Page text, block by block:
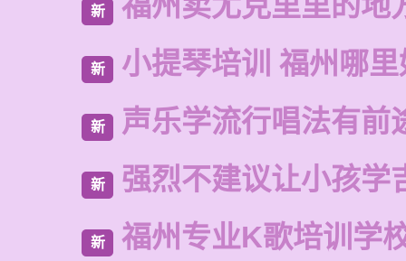
新
新 小提琴培训 福州哪
新 声乐学流行唱法有前
新 强烈不建议让小孩学
新 福州专业K歌培训学